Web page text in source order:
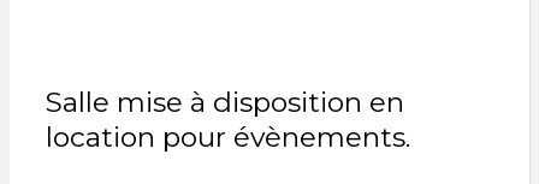
Salle mise à disposition en
location pour évènements.